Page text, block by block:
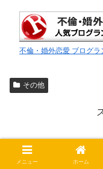
不倫・婚外恋愛 ブログラ
その他
メニュー ホーム